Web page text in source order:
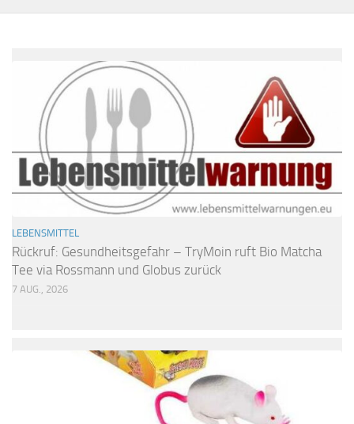
LEBENSMITTEL
Rückruf: Gesundheitsgefahr – TryMoin ruft Bio Matcha
Tee via Rossmann und Globus zurück
7 AUG., 2026